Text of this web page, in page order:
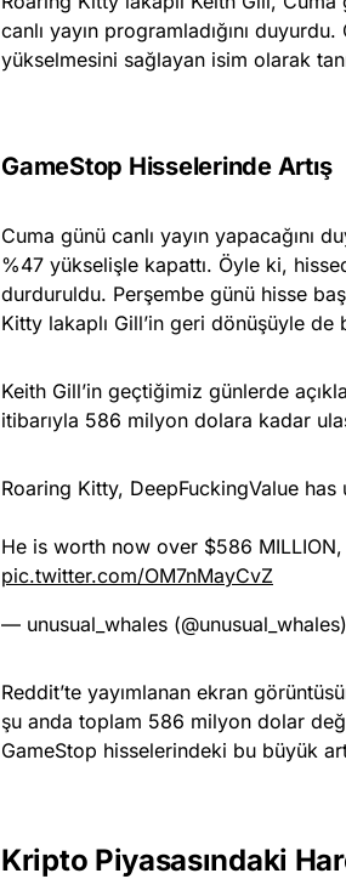
canlı yayın programladığını
yükselmesini sağlayan isim olarak
GameStop Hisselerinde Artış
Cuma günü canlı yayın yapacağını
%47 yükselişle kapattı. Öyle ki,
durduruldu. Perşembe günü hisse
Kitty lakaplı Gill’in geri dönüşüyle de
Keith Gill’in geçtiğimiz günlerde
itibarıyla 586 milyon dolara kadar
Roaring Kitty, DeepFuckingValue
He is worth now over $586
pic.twitter.com/OM7nMayCvZ
— unusual_whales (@unusual_whales)
Reddit’te yayımlanan ekran
şu anda toplam 586 milyon dolar
GameStop hisselerindeki bu büyük
Kripto Piyasasındaki